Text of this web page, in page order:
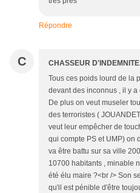
Répondre
C CHASSEUR
Tous ces poids lourd de la
devant des inconnus , il y
De plus on veut museler
des terroristes (
veut leur empêcher de
qui compte PS et UMP) on
va être battu sur sa ville
10700 habitants , minable
été élu maire ?<br /> Son
qu'il est pénible d'être